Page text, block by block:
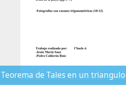
Teorema de Tales en un triangulo